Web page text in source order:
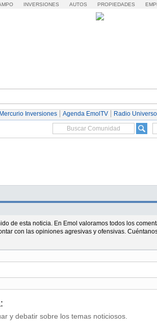
INVERSIONES AUTOS PROPIEDADES
Inversiones Agenda EmolTV Radio Universo
de esta noticia. En Emol valoramos todos los
con las opiniones agresivas y ofensivas.
y debatir sobre los temas noticiosos.